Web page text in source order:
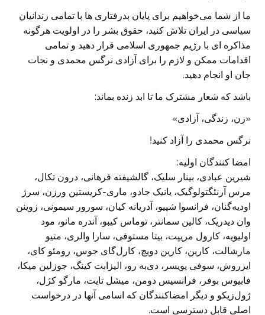
ما از شما می‌خواهیم برای پایان بدرفتاری ها با تمامی زندانیان
سیاسی در ایران تلاش کنید، حقوق بشر را در اولویت هرگونه
مذاکره ای با رژیم جمهوری اسلامی قرار دهید و تمامی
اقدامات ممکن و لازم را برای آزادی نرگس محمدی و نجات
جان او انجام دهید.
باشد که شعار مشترک ما تا ابد زنده بماند:
«زن، زندگی، آزادی»
نرگس محمدی را آزاد کنید!
امضا کنندگان اولیه:
شیرین عبادی، بینار سلیک، گالشیفته فرهانی، درون تکال،
مرس آرنئگتو‌لو‌گیک، یانیک جادو، ماری-کریستین ورزن، سرژ
اودیه‌گنان، فرانسوا شپیو، آدریانه کیان، سورور سیمونی، زوینن
وان دیدریک، کالین سمانتر، توماس کیبو، آندره مانو، مود
اولیویه، کارول مریپت، بیتا مستوفی، سارا والری، متیو
مارشالت، کارین، کارین دویچ، کارل‌گای جوس، رومئو کای،
ایز‌روش، سوفی پویسر، دی‌به رو، الیزابت کینگ، جوزلین میکا،
فابیوس بوفر، فرانسیس دومن، میشل تایت، مارگو کژل،
ژول‌زیکو و دیگر امضاکنندگان که اسامی آنها در درخواست
اصلی قابل دسترسی است.